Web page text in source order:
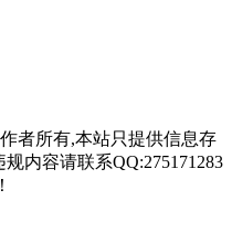
者所有,本站只提供信息存
内容请联系QQ:275171283